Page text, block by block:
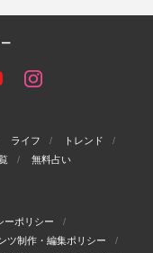
ライフ
トレンド
無料占い
ーポリシー
ツ制作・編集ポリシー